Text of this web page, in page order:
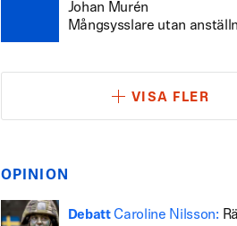
Johan Murén
Mångsysslare utan
VISA FLER
OPINION
Debatt Caroline Nilsson: